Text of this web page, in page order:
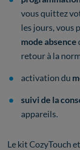
vous quittez
les jours, vous
mode absence
retour à la
activation du
suivi de la
appareils.
Le kit CozyTouch